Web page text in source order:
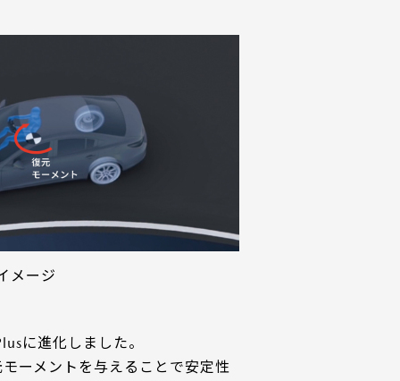
メージ
に進化しました。
ーメントを与えることで安定性